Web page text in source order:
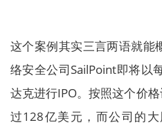
这个案例其实三言两语就能
络安全公司SailPoint即将以
达克进行IPO。按照这个价
过128亿美元，而公司的